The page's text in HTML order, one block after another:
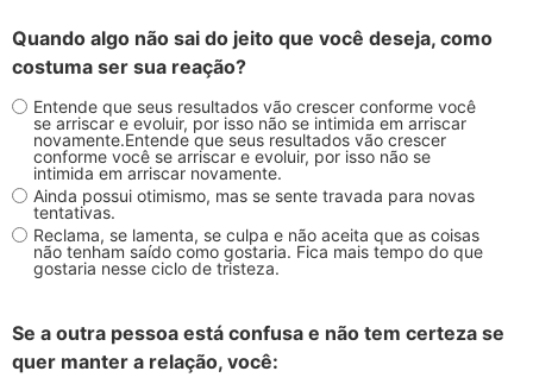
Quando algo não sai do jeito que você deseja, como
costuma ser sua reação?
Entende que seus resultados vão crescer conforme você
se arriscar e evoluir, por isso não se intimida em arriscar
novamente.Entende que seus resultados vão crescer
conforme você se arriscar e evoluir, por isso não se
intimida em arriscar novamente.
Ainda possui otimismo, mas se sente travada para novas
tentativas.
Reclama, se lamenta, se culpa e não aceita que as coisas
não tenham saído como gostaria. Fica mais tempo do que
gostaria nesse ciclo de tristeza.
Se a outra pessoa está confusa e não tem certeza se
quer manter a relação, você: